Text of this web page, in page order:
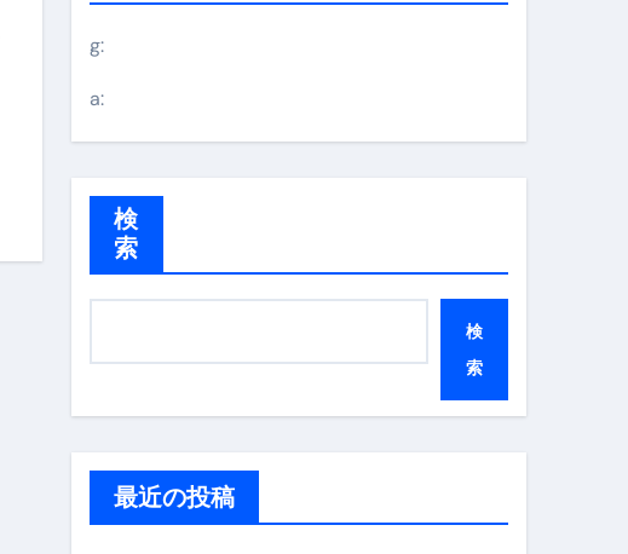
g:
a:
検
索
検
索
最近の投稿